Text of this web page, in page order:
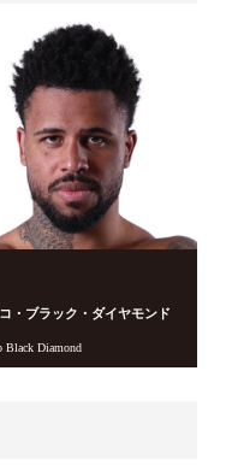
・ブラック・ダイヤモンド
Black Diamond